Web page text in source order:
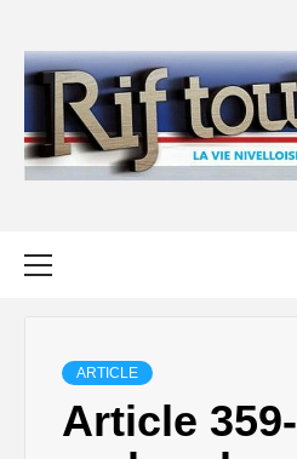
content
ARTICLE
Article